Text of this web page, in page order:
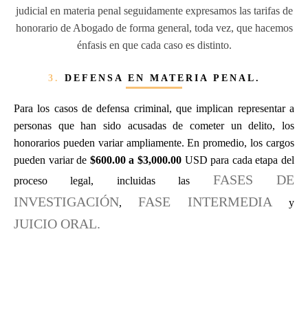
judicial en materia penal seguidamente expresamos las tarifas de
honorario de Abogado de forma general, toda vez, que hacemos
énfasis en que cada caso es distinto.
3. DEFENSA EN MATERIA PENAL.
Para los casos de defensa criminal, que implican representar a
personas que han sido acusadas de cometer un delito, los
honorarios pueden variar ampliamente. En promedio, los cargos
pueden variar de $600.00 a $3,000.00 USD para cada etapa del
proceso legal, incluidas las FASES DE
INVESTIGACIÓN, FASE INTERMEDIA y
JUICIO ORAL.